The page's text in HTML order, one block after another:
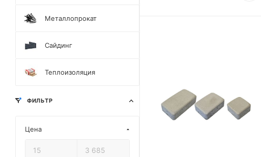
Металлопрокат
Сайдинг
Теплоизоляция
ФИЛЬТР
Цена